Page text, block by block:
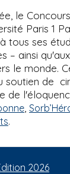
le
Paris 1
tous ses
– ainsi
le monde.
soutien de
de
.
2026